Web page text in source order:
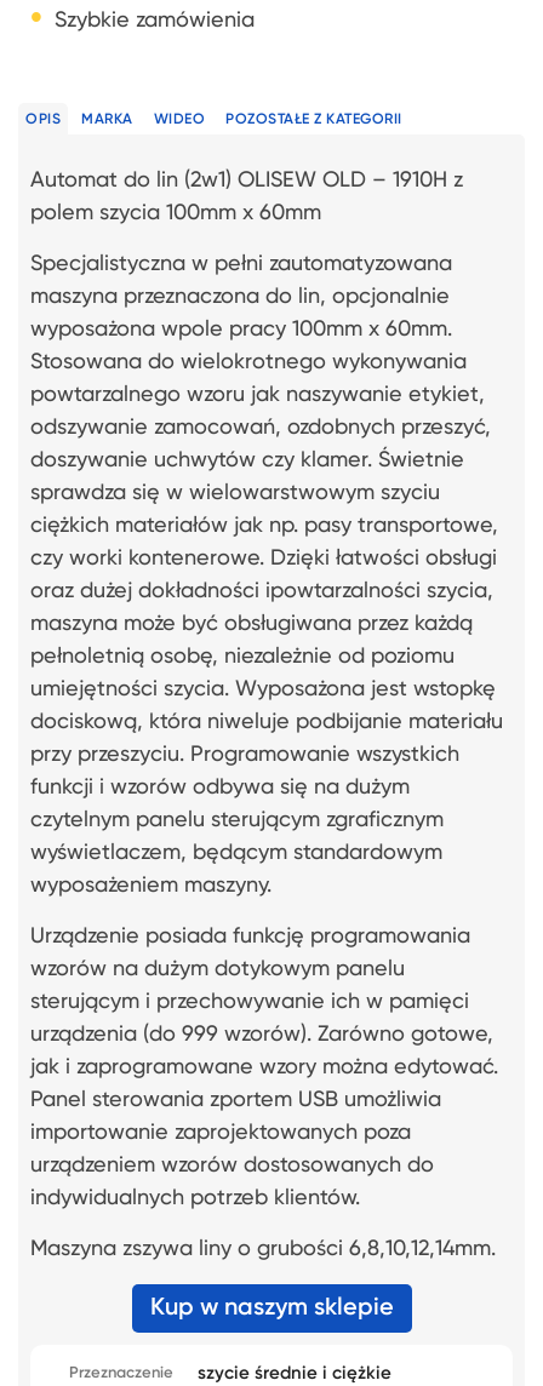
Szybkie zamówienia
OPIS MARKA WIDEO POZOSTAŁE Z KATEGORII
Automat do lin (2w1) OLISEW OLD – 1910H z
polem szycia 100mm x 60mm
Specjalistyczna w pełni zautomatyzowana
maszyna przeznaczona do lin, opcjonalnie
wyposażona wpole pracy 100mm x 60mm.
Stosowana do wielokrotnego wykonywania
powtarzalnego wzoru jak naszywanie etykiet,
odszywanie zamocowań, ozdobnych przeszyć,
doszywanie uchwytów czy klamer. Świetnie
sprawdza się w wielowarstwowym szyciu
ciężkich materiałów jak np. pasy transportowe,
czy worki kontenerowe. Dzięki łatwości obsługi
oraz dużej dokładności ipowtarzalności szycia,
maszyna może być obsługiwana przez każdą
pełnoletnią osobę, niezależnie od poziomu
umiejętności szycia. Wyposażona jest wstopkę
dociskową, która niweluje podbijanie materiału
przy przeszyciu. Programowanie wszystkich
funkcji i wzorów odbywa się na dużym
czytelnym panelu sterującym zgraficznym
wyświetlaczem, będącym standardowym
wyposażeniem maszyny.
Urządzenie posiada funkcję programowania
wzorów na dużym dotykowym panelu
sterującym i przechowywanie ich w pamięci
urządzenia (do 999 wzorów). Zarówno gotowe,
jak i zaprogramowane wzory można edytować.
Panel sterowania zportem USB umożliwia
importowanie zaprojektowanych poza
urządzeniem wzorów dostosowanych do
indywidualnych potrzeb klientów.
Maszyna zszywa liny o grubości 6,8,10,12,14mm.
Kup w naszym sklepie
Przeznaczenie szycie średnie i ciężkie